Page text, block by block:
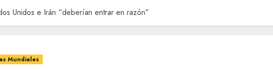
Unidos e Irán “deberían entrar en razón”
Mundiales